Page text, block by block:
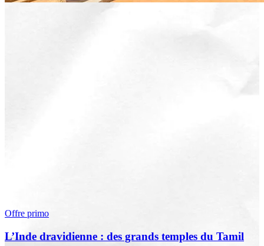
Offre primo
L’Inde dravidienne : des grands temples du Tamil